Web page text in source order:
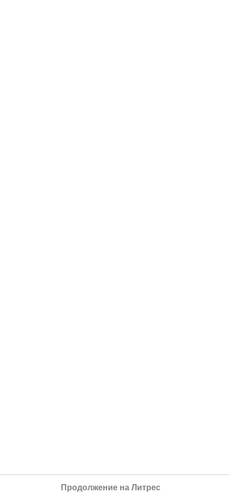
Продолжение на Литрес